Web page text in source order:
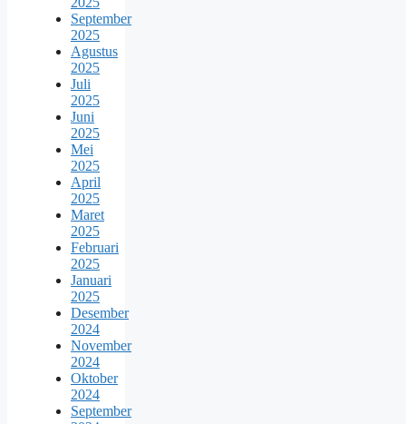
September
2025
Agustus
2025
Juli
2025
Juni
2025
Mei
2025
April
2025
Maret
2025
Februari
2025
Januari
2025
Desember
2024
November
2024
Oktober
2024
September